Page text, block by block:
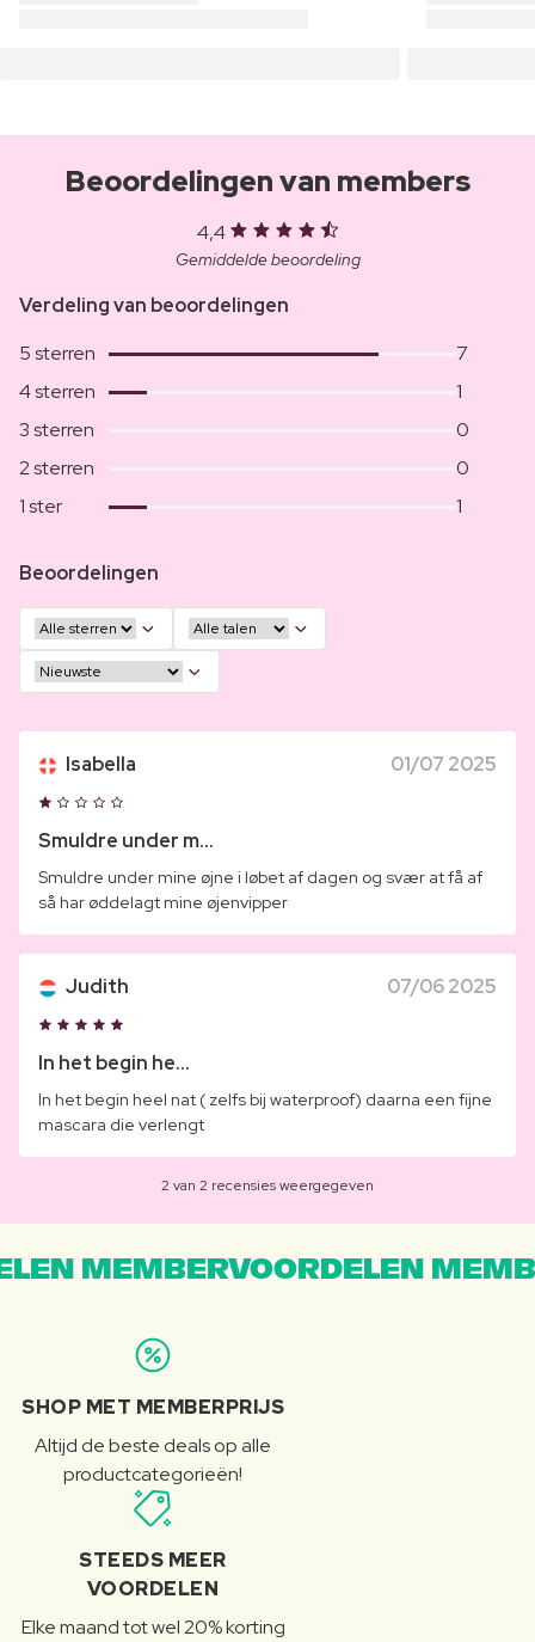
Beoordelingen van members
4,4
Gemiddelde beoordeling
Verdeling van beoordelingen
5 sterren
7
4 sterren
1
3 sterren
0
2 sterren
0
1 ster
1
Beoordelingen
Isabella 01/07 2025
Smuldre under m...
Smuldre under mine øjne i løbet af dagen og svær at få af
så har øddelagt mine øjenvipper
Judith 07/06 2025
In het begin he...
In het begin heel nat ( zelfs bij waterproof) daarna een fijne
mascara die verlengt
2 van 2 recensies weergegeven
MEMBERVOORDELEN
SHOP MET MEMBERPRIJS
Altijd de beste deals op alle
productcategorieën!
STEEDS MEER
VOORDELEN
Elke maand tot wel 20% korting